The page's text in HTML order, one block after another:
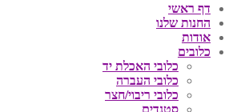
דף ראשי
החנות שלנו
אודות
כלובים
כלובי האכלת יד
כלובי העברה
כלובי ריבוי/חצר
סטנדים